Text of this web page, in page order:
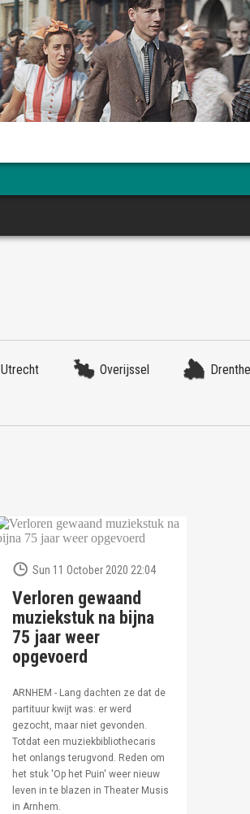
Utrecht Overijssel Drenthe
Sun 11 October 2020 22:04
Verloren gewaand
muziekstuk na bijna
75 jaar weer
opgevoerd
ARNHEM - Lang dachten ze dat de
partituur kwijt was: er werd
gezocht, maar niet gevonden.
Totdat een muziekbibliothecaris
het onlangs terugvond. Reden om
het stuk 'Op het Puin' weer nieuw
leven in te blazen in Theater Musis
in Arnhem.